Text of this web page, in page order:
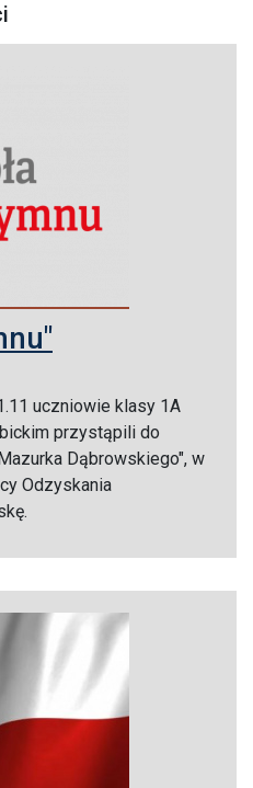
uczniowie klasy 1A
przystąpili do
Dąbrowskiego", w
Odzyskania